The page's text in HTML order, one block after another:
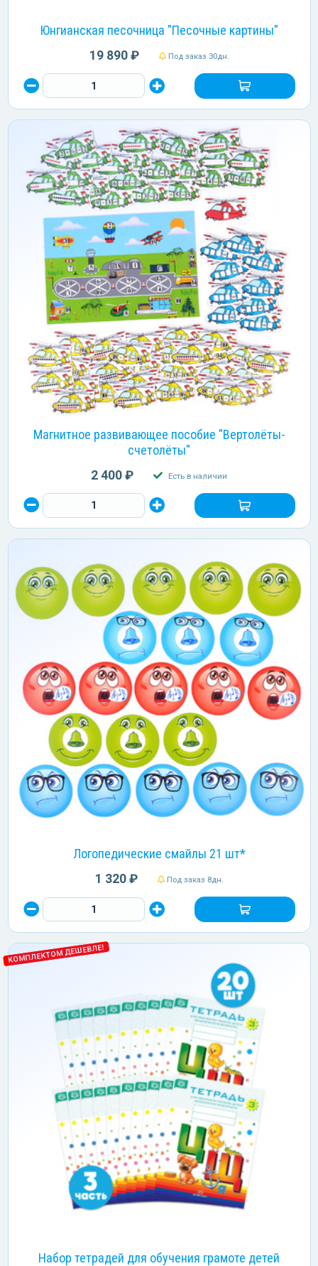
Юнгианская песочница "Песочные картины"
19 890 ₽ Под заказ 30дн.
Магнитное развивающее пособие "Вертолёты-
счетолёты"
2 400 ₽ Есть в наличии
Логопедические смайлы 21 шт*
1 320 ₽ Под заказ 8дн.
КОМПЛЕКТОМ ДЕШЕВЛЕ!
Набор тетрадей для обучения грамоте детей